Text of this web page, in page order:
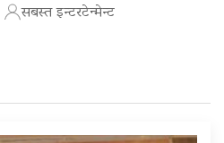
सबस्त इन्टरटेन्मेन्ट